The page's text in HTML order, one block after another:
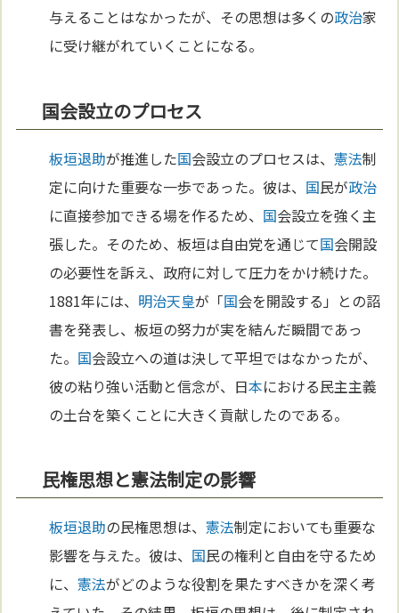
与えることはなかったが、その思想は多くの政治家
に受け継がれていくことになる。
国会設立のプロセス
板垣退助が推進した国会設立のプロセスは、憲法制
定に向けた重要な一歩であった。彼は、 国民が政治
に直接参加できる場を作るため、 国会設立を強く主
張した。そのため、板垣は自由党を通じて国会開設
の必要性を訴え、政府に対して圧力をかけ続けた。
1881年には、 明治天皇が「国会を開設する」との詔
書を発表し、板垣の努力が実を結んだ瞬間であっ
た。 国会設立への道は決して平坦ではなかったが、
彼の粘り強い活動と信念が、日本における民主主義
の土台を築くことに大きく貢献したのである。
民権思想と憲法制定の影響
板垣退助の民権思想は、憲法制定においても重要な
影響を与えた。彼は、 国民の権利と自由を守るため
に、憲法がどのような役割を果たすべきかを深く考